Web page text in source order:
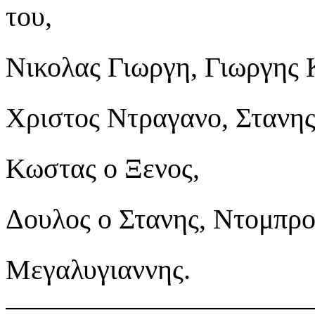
του,
Νικολας Γιωργη,
Χριστος Ντραγανο,
Κωστας ο Ξενος,
Δουλος ο Στανης,
Μεγαλυγιαννης.